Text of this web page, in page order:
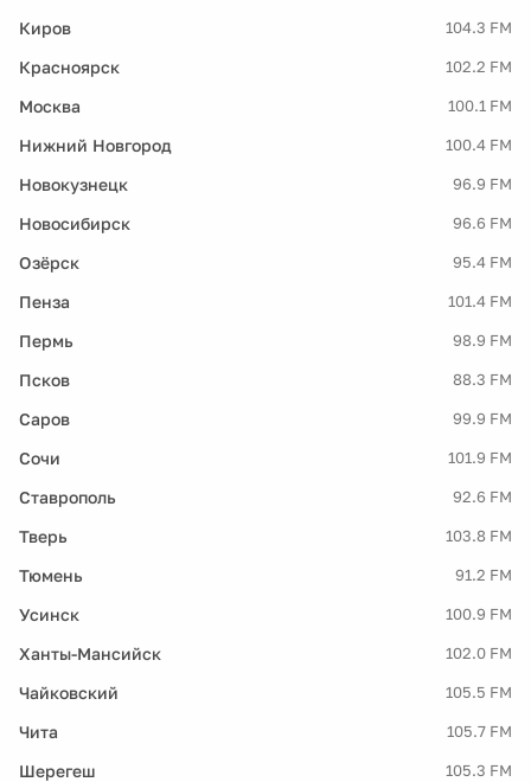
Киров 104.3 FM
Красноярск 102.2 FM
Москва 100.1 FM
Нижний Новгород 100.4 FM
Новокузнецк 96.9 FM
Новосибирск 96.6 FM
Озёрск 95.4 FM
Пенза 101.4 FM
Пермь 98.9 FM
Псков 88.3 FM
Саров 99.9 FM
Сочи 101.9 FM
Ставрополь 92.6 FM
Тверь 103.8 FM
Тюмень 91.2 FM
Усинск 100.9 FM
Ханты-Мансийск 102.0 FM
Чайковский 105.5 FM
Чита 105.7 FM
Шерегеш 105.3 FM